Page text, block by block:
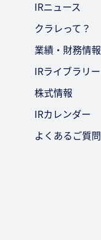
IRニュース
クラレって？
業績・財務情報
IRライブラリー
株式情報
IRカレンダー
よくあるご質問